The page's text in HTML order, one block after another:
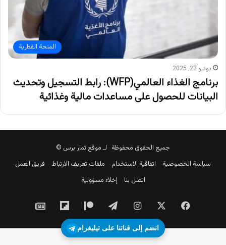
المنحة القطرية
يونيو 23, 2025
برنامج الغذاء العالمي(WFP): رابط التسجيل وتحديث
البيانات للحصول على مساعدات مالية وغذائية
جميع الحقوق محفوظة لـ موقع ثمار برس ©
سياسة الخصوصية
اتفاقية الاستخدام ملفات تعريف الارتباط
فريق العمل
اتصل بنا
إخلاء مسؤولية
فيسبوك انستقرام تيلقرام ‫Patreon
Flipboard
نيوز
انضم إلى قناتنا على تيليغرام